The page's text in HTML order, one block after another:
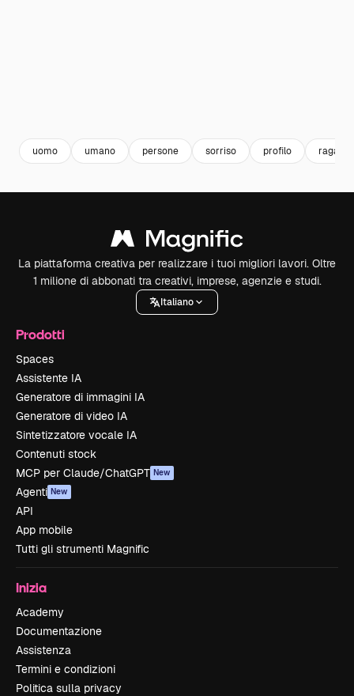
uomo umano persone sorriso profilo ragazzo
La piattaforma creativa per realizzare i tuoi migliori lavori. Oltre
1 milione di abbonati tra creativi, imprese, agenzie e studi.
Italiano
Prodotti
Spaces
Assistente IA
Generatore di immagini IA
Generatore di video IA
Sintetizzatore vocale IA
Contenuti stock
MCP per Claude/ChatGPT New
Agenti New
API
App mobile
Tutti gli strumenti Magnific
Inizia
Academy
Documentazione
Assistenza
Termini e condizioni
Politica sulla privacy